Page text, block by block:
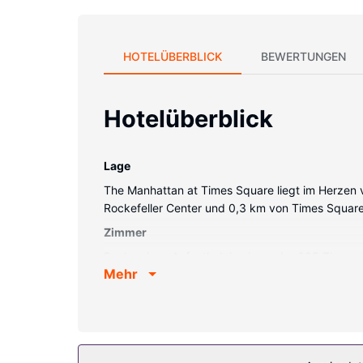
HOTELÜBERBLICK BEWERTUNGEN
Hotelüberblick
Lage
The Manhattan at Times Square liegt im
Rockefeller Center und 0,3 km von Times
Zimmer
Internetzugang (kostenlos) ist ebenso
Mehr